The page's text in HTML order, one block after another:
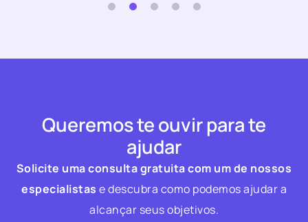
Queremos te ouvir para te
ajudar
Solicite uma consulta gratuita com um de nossos
especialistas e descubra como podemos ajudar a
alcançar seus objetivos.